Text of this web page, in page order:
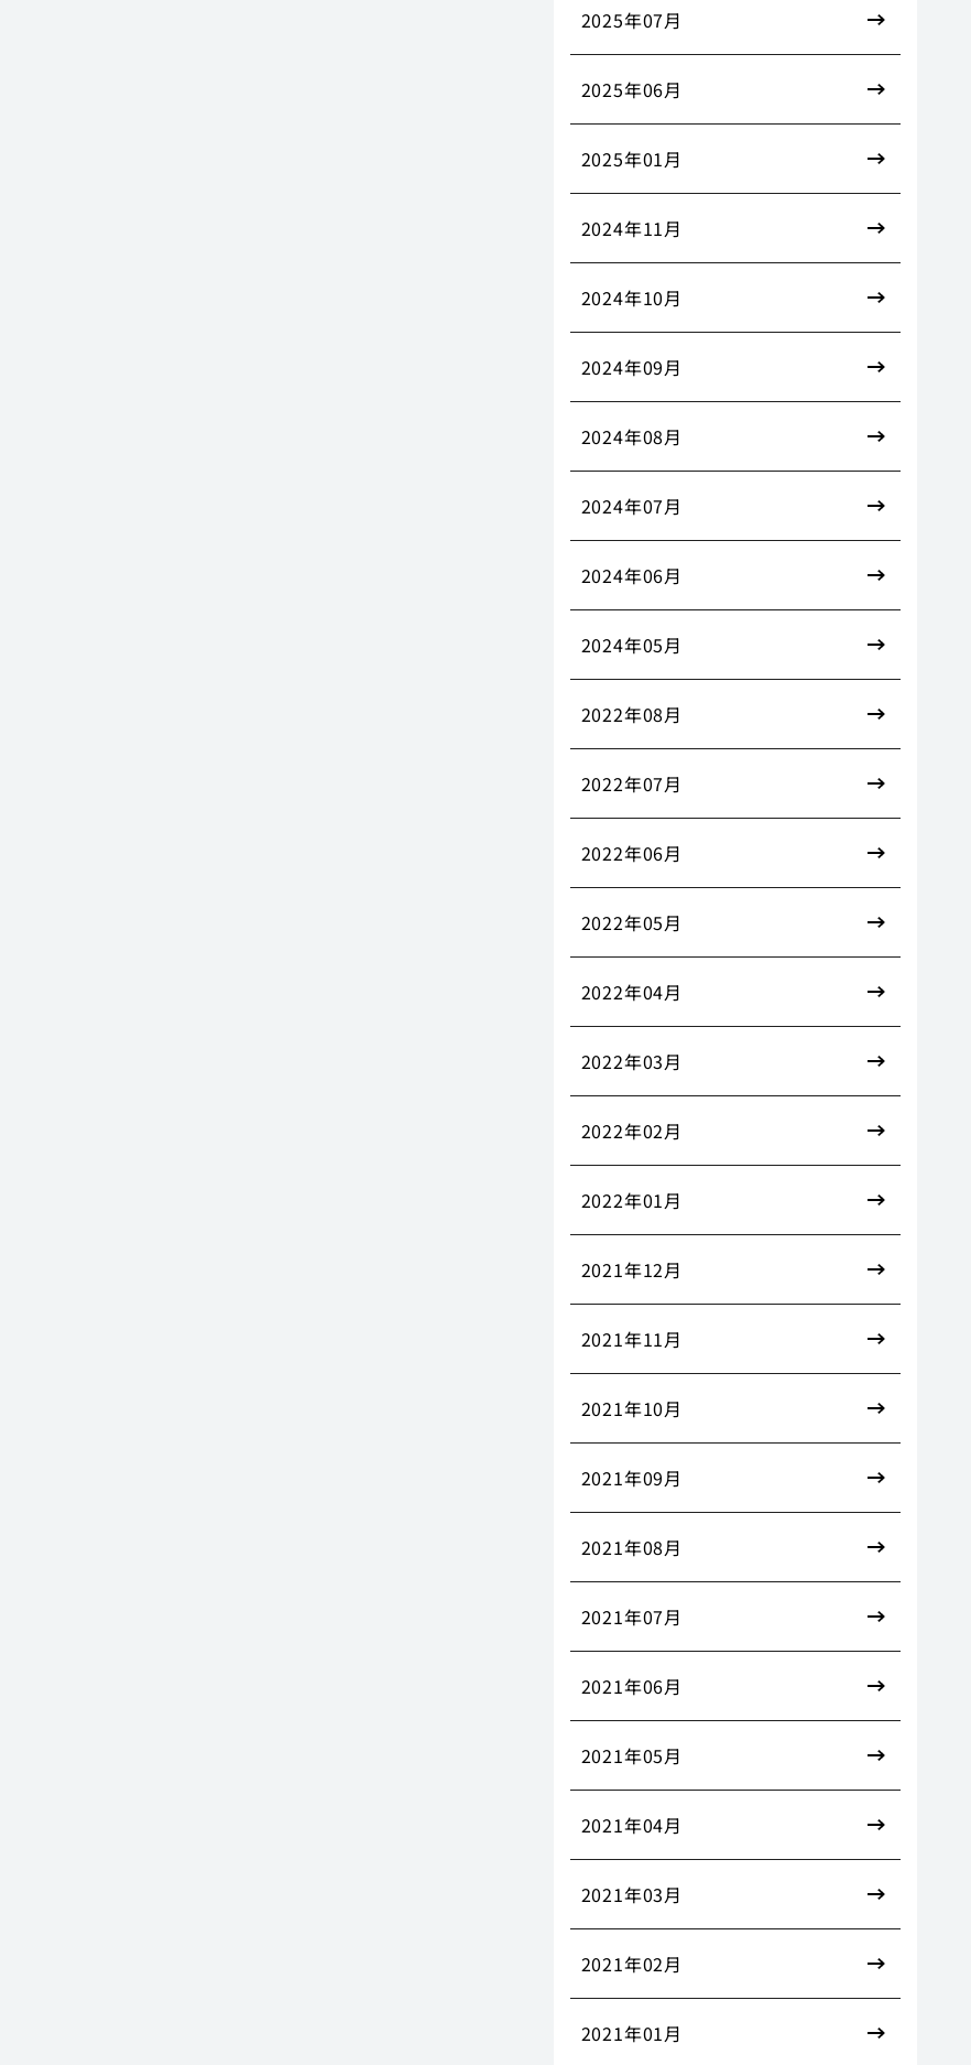
2025年07月
2025年06月
2025年01月
2024年11月
2024年10月
2024年09月
2024年08月
2024年07月
2024年06月
2024年05月
2022年08月
2022年07月
2022年06月
2022年05月
2022年04月
2022年03月
2022年02月
2022年01月
2021年12月
2021年11月
2021年10月
2021年09月
2021年08月
2021年07月
2021年06月
2021年05月
2021年04月
2021年03月
2021年02月
2021年01月